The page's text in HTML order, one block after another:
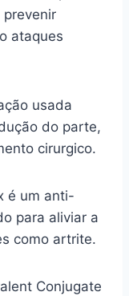
ataques
usada
do parte,
cirurgico.
é um anti-
para aliviar a
como artrite.
Conjugate